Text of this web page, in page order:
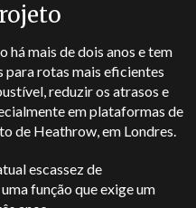
mais de dois anos e tem
rotas mais eficientes
reduzir os atrasos e
em plataformas de
de Heathrow, em Londres.
escassez de
função que exige um